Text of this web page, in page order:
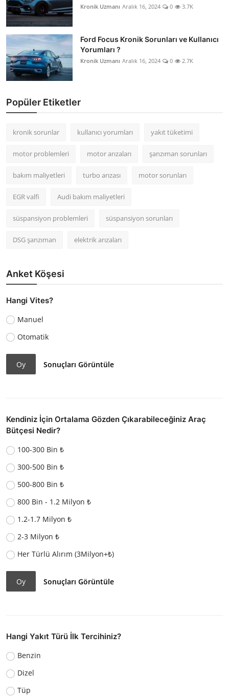
Kronik Uzmanı Aralık 16, 2024 0 3.7K
Ford Focus Kronik Sorunları ve Kullanıcı
Yorumları ?
Kronik Uzmanı Aralık 16, 2024 0 2.7K
Popüler Etiketler
kronik sorunlar kullanıcı yorumları yakıt tüketimi
motor problemleri motor arızaları şanzıman sorunları
bakım maliyetleri turbo arızası motor sorunları
EGR valfi Audi bakım maliyetleri
süspansiyon problemleri süspansiyon sorunları
DSG şanzıman elektrik arızaları
Anket Köşesi
Hangi Vites?
Manuel
Otomatik
Oy Sonuçları Görüntüle
Kendiniz İçin Ortalama Gözden Çıkarabileceğiniz Araç
Bütçesi Nedir?
100-300 Bin ₺
300-500 Bin ₺
500-800 Bin ₺
800 Bin - 1.2 Milyon ₺
1.2-1.7 Milyon ₺
2-3 Milyon ₺
Her Türlü Alırım (3Milyon+₺)
Oy Sonuçları Görüntüle
Hangi Yakıt Türü İlk Tercihiniz?
Benzin
Dizel
Tüp